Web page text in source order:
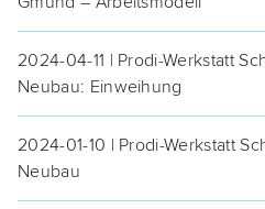
2024-04-11 | Pro­di-Werk­statt
Neu­bau: Einweihung
2024-01-10 | Pro­di-Werk­statt
Neubau